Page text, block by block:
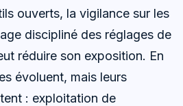
ouverts, la vigilance sur les
discipliné des réglages de
réduire son exposition. En
évoluent, mais leurs
: exploitation de